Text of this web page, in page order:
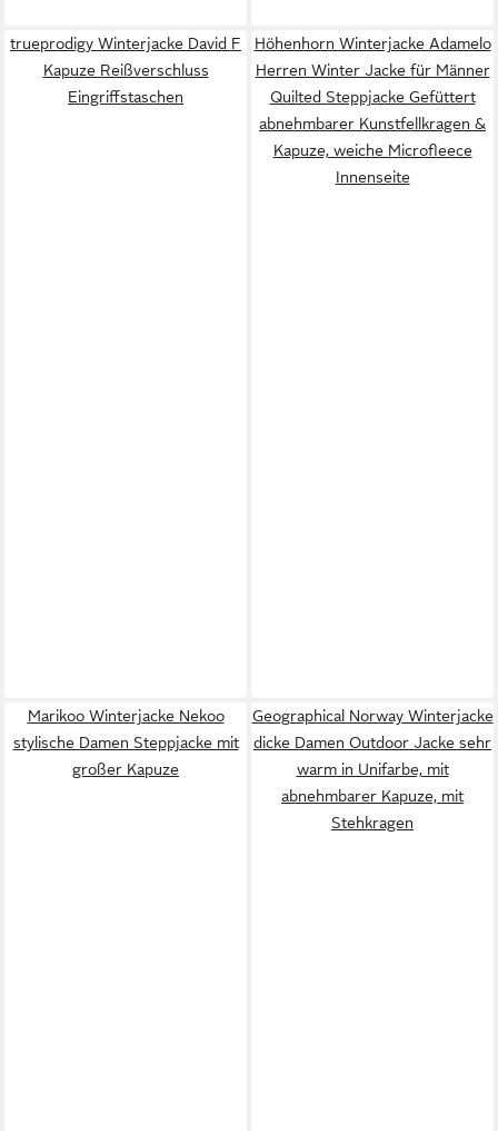
trueprodigy Winterjacke David F
Kapuze Reißverschluss
Eingriffstaschen
Höhenhorn Winterjacke Adamelo
Herren Winter Jacke für Männer
Quilted Steppjacke Gefüttert
abnehmbarer Kunstfellkragen &
Kapuze, weiche Microfleece
Innenseite
Marikoo Winterjacke Nekoo
stylische Damen Steppjacke mit
großer Kapuze
Geographical Norway Winterjacke
dicke Damen Outdoor Jacke sehr
warm in Unifarbe, mit
abnehmbarer Kapuze, mit
Stehkragen